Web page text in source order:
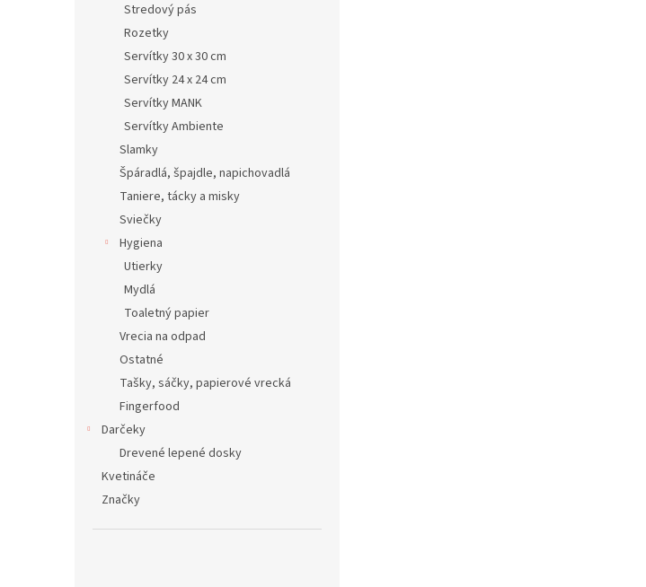
Stredový pás
Rozetky
Servítky 30 x 30 cm
Servítky 24 x 24 cm
Servítky MANK
Servítky Ambiente
Slamky
Špáradlá, špajdle, napichovadlá
Taniere, tácky a misky
Sviečky
Hygiena
Utierky
Mydlá
Toaletný papier
Vrecia na odpad
Ostatné
Tašky, sáčky, papierové vrecká
Fingerfood
Darčeky
Drevené lepené dosky
Kvetináče
Značky